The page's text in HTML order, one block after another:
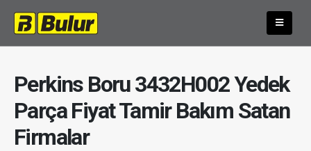
Perkins Boru 3432H002 Yedek
Parça Fiyat Tamir Bakım Satan
Firmalar